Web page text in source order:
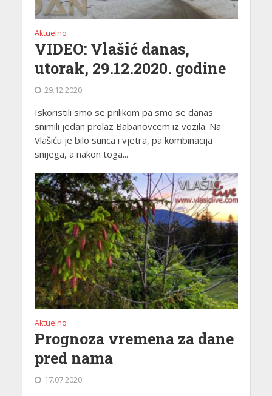
Aktuelno
VIDEO: Vlašić danas,
utorak, 29.12.2020. godine
29.12.2020
Iskoristili smo se prilikom pa smo se danas
snimili jedan prolaz Babanovcem iz vozila. Na
Vlašiću je bilo sunca i vjetra, pa kombinacija
snijega, a nakon toga...
Aktuelno
Prognoza vremena za dane
pred nama
17.07.2020